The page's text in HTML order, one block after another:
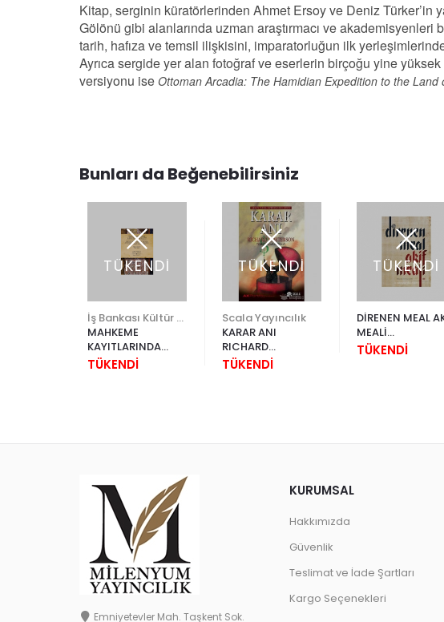
Kitap, serginin küratörlerinden Ahmet Ersoy ve Deniz Türker’in
Gölönü gibi alanlarında uzman araştırmacı ve
tarih, hafıza ve temsil ilişkisini, imparatorluğun ilk
Ayrıca sergide yer alan fotoğraf ve eserlerin birçoğu yine
versiyonu ise Ottoman Arcadia: The Hamidian Expedition to the Land
Bunları da Beğenebilirsiniz
TÜKENDİ
MAHKEME
KAYITLARINDA
17.YÜZYIL İSTANBUL
TÜKENDİ
TÜKENDİ
Scala Yayıncılık
KARAR ANI
RICHARD
L.PETERSON
TÜKENDİ
TÜKENDİ
DİRENEN MEAL
MEALİ
ULUSLARARASI
TÜKENDİ
Emniyetevler Mah. Taşkent Sok.
KURUMSAL
Hakkımızda
Güvenlik
Teslimat ve İade Şartları
Kargo Seçenekleri